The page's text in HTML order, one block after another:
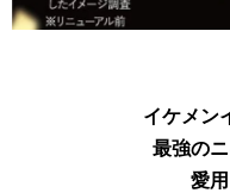
イケメン
最強の
愛